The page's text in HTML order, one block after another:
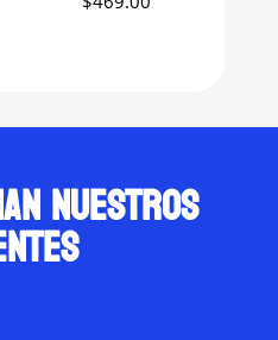
nuestros